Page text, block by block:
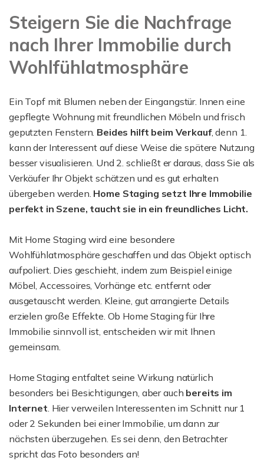
Steigern Sie die Nachfrage
nach Ihrer Immobilie durch
Wohlfühlatmosphäre
Ein Topf mit Blumen neben der Eingangstür. Innen eine
gepflegte Wohnung mit freundlichen Möbeln und frisch
geputzten Fenstern. Beides hilft beim Verkauf, denn 1.
kann der Interessent auf diese Weise die spätere Nutzung
besser visualisieren. Und 2. schließt er daraus, dass Sie als
Verkäufer Ihr Objekt schätzen und es gut erhalten
übergeben werden. Home Staging setzt Ihre Immobilie
perfekt in Szene, taucht sie in ein freundliches Licht.
Mit Home Staging wird eine besondere
Wohlfühlatmosphäre geschaffen und das Objekt optisch
aufpoliert. Dies geschieht, indem zum Beispiel einige
Möbel, Accessoires, Vorhänge etc. entfernt oder
ausgetauscht werden. Kleine, gut arrangierte Details
erzielen große Effekte. Ob Home Staging für Ihre
Immobilie sinnvoll ist, entscheiden wir mit Ihnen
gemeinsam.
Home Staging entfaltet seine Wirkung natürlich
besonders bei Besichtigungen, aber auch bereits im
Internet. Hier verweilen Interessenten im Schnitt nur 1
oder 2 Sekunden bei einer Immobilie, um dann zur
nächsten überzugehen. Es sei denn, den Betrachter
spricht das Foto besonders an!